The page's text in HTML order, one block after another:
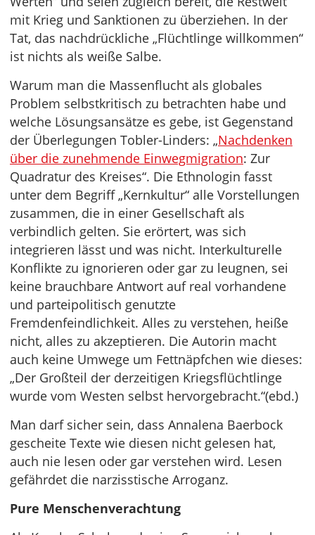
mit Krieg und Sanktionen zu überziehen. In der
Tat, das nachdrückliche „Flüchtlinge willkommen“
ist nichts als weiße Salbe.
Warum man die Massenflucht als globales
Problem selbstkritisch zu betrachten habe und
welche Lösungsansätze es gebe, ist Gegenstand
der Überlegungen Tobler-Linders: „Nachdenken
über die zunehmende Einwegmigration: Zur
Quadratur des Kreises“. Die Ethnologin fasst
unter dem Begriff „Kernkultur“ alle Vorstellungen
zusammen, die in einer Gesellschaft als
verbindlich gelten. Sie erörtert, was sich
integrieren lässt und was nicht. Interkulturelle
Konflikte zu ignorieren oder gar zu leugnen, sei
keine brauchbare Antwort auf real vorhandene
und parteipolitisch genutzte
Fremdenfeindlichkeit. Alles zu verstehen, heiße
nicht, alles zu akzeptieren. Die Autorin macht
auch keine Umwege um Fettnäpfchen wie dieses:
„Der Großteil der derzeitigen Kriegsflüchtlinge
wurde vom Westen selbst hervorgebracht.“(ebd.)
Man darf sicher sein, dass Annalena Baerbock
gescheite Texte wie diesen nicht gelesen hat,
auch nie lesen oder gar verstehen wird. Lesen
gefährdet die narzisstische Arroganz.
Pure Menschenverachtung